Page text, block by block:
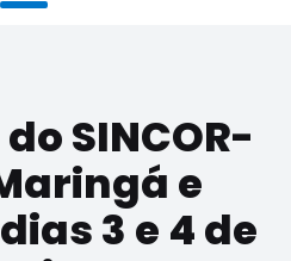
SINCOR-
e
3 e 4 de